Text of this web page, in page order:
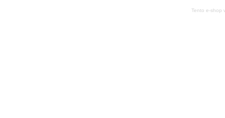
Tento e-shop